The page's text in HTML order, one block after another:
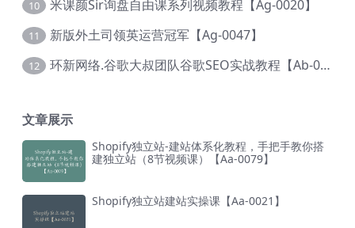
10 米课颜Sir询盘自由课系列视频教程【Ag-0020】
11 新版外土司领英运营冠军【Ag-0047】
12 环新网络.谷歌大叔团队谷歌SEO实战教程【Ab-0024】
文章展示
Shopify独立站-建站体系化教程，手把手教你搭
建独立站（8节视频课）【Aa-0079】
Shopify独立站建站实操课【Aa-0021】